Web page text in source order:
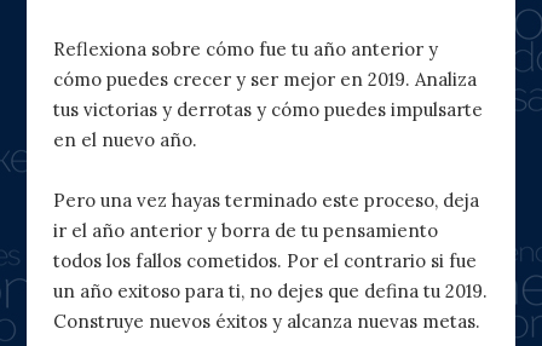
Reflexiona sobre cómo fue tu año anterior y
cómo puedes crecer y ser mejor en 2019. Analiza
tus victorias y derrotas y cómo puedes impulsarte
en el nuevo año.
Pero una vez hayas terminado este proceso, deja
ir el año anterior y borra de tu pensamiento
todos los fallos cometidos. Por el contrario si fue
un año exitoso para ti, no dejes que defina tu 2019.
Construye nuevos éxitos y alcanza nuevas metas.